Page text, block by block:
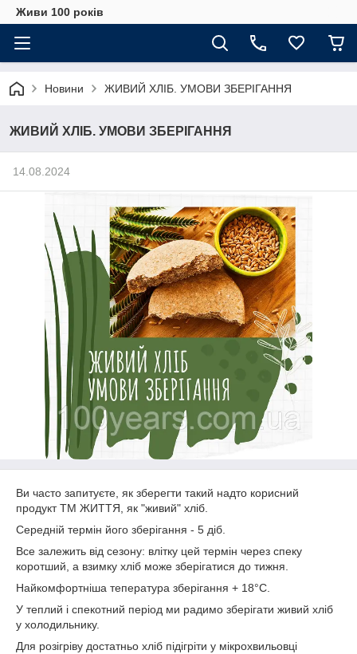
Живи 100 років
Новини ЖИВИЙ ХЛІБ. УМОВИ ЗБЕРІГАННЯ
ЖИВИЙ ХЛІБ. УМОВИ ЗБЕРІГАННЯ
14.08.2024
Ви часто запитуєте, як зберегти такий надто корисний
продукт ТМ ЖИТТЯ, як "живий" хліб.
Середній термін його зберігання - 5 діб.
Все залежить від сезону: влітку цей термін через спеку
коротший, а взимку хліб може зберігатися до тижня.
Найкомфортніша тепература зберігання + 18°С.
У теплий і спекотний період ми радимо зберігати живий хліб
у холодильнику.
Для розігріву достатньо хліб підігріти у мікрохвильовці